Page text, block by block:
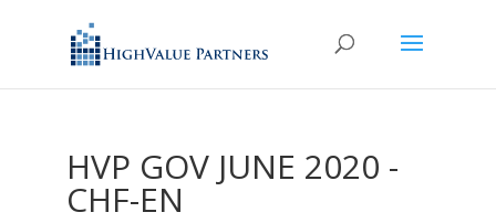
HVP GOV JUNE 2020 -
CHF-EN